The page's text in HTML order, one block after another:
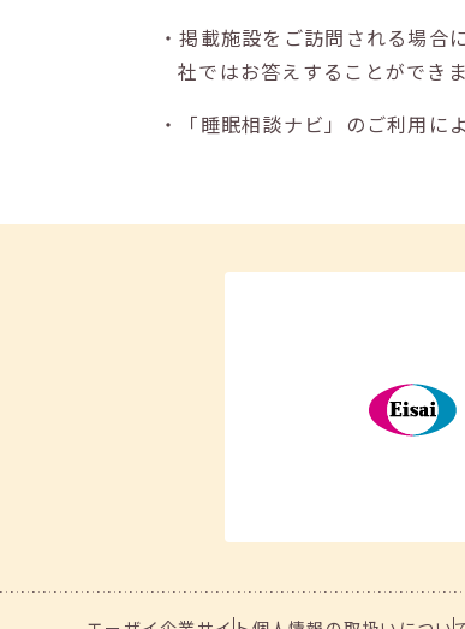
・掲載施設をご訪問される場
社ではお答えすることができま
・「睡眠相談ナビ」のご利用